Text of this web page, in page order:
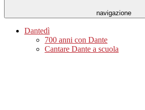
navigazione
Dantedì
700 anni con Dante
Cantare Dante a scuola